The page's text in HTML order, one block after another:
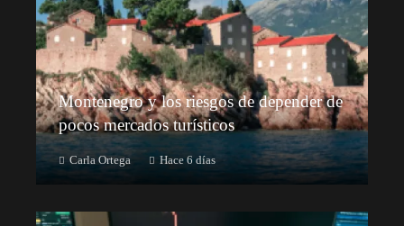
Montenegro y los riesgos de depender de
pocos mercados turísticos
Carla Ortega Hace 6 días